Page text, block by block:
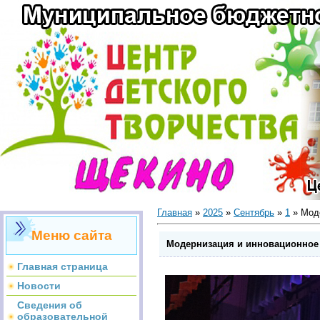
Меню сайта
Главная страница
Новости
Сведения об
образовательной
Главная » 2025 » Сентябрь » 1 »
Модернизация и